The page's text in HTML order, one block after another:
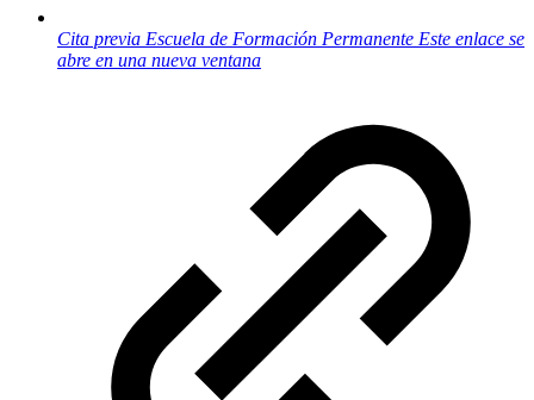
Cita previa Escuela de Formación Permanente Este enlace se
abre en una nueva ventana